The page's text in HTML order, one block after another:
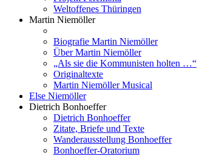
Weltoffenes Thüringen
Martin Niemöller
Biografie Martin Niemöller
Über Martin Niemöller
„Als sie die Kommunisten holten …“
Originaltexte
Martin Niemöller Musical
Else Niemöller
Dietrich Bonhoeffer
Dietrich Bonhoeffer
Zitate, Briefe und Texte
Wanderausstellung Bonhoeffer
Bonhoeffer-Oratorium